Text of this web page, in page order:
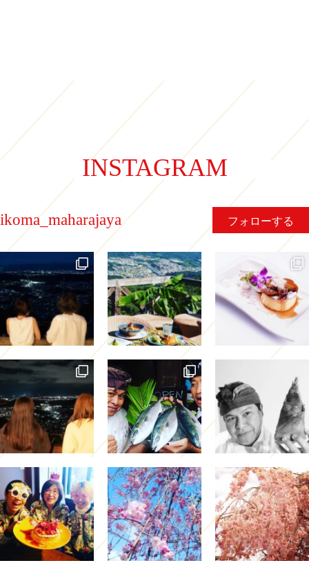
INSTAGRAM
ikoma_maharajaya フォローする